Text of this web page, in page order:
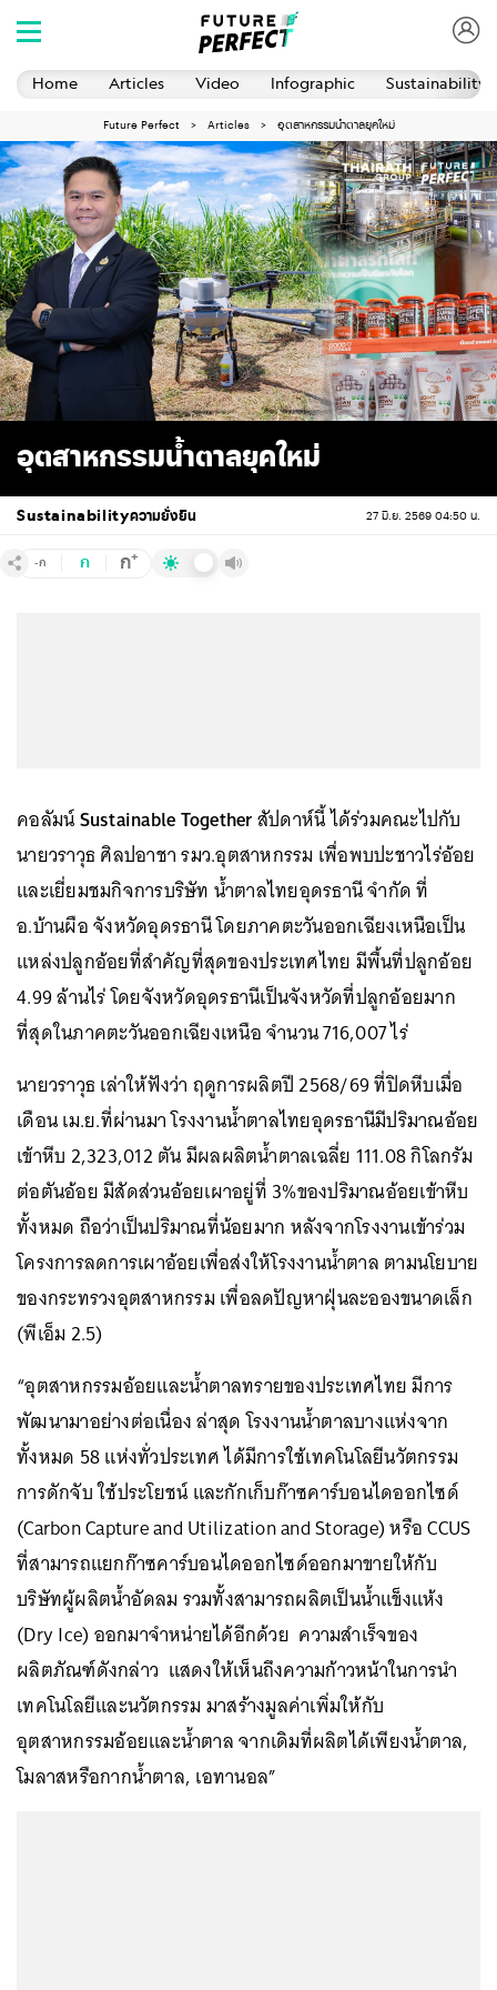
Home Articles Video Infographic Sustainability
Future Perfect Articles อุตสาหกรรมน้ำตาลยุคใหม่
อุตสาหกรรมน้ำตาลยุคใหม่
Sustainabilityความยั่งยืน 27 มิ.ย. 2569 04:50 น.
-ก ก ก+
คอลัมน์Sustainable Togetherสัปดาห์นี้ ได้ร่วมคณะไปกับ
นายวราวุธ ศิลปอาชา รมว.อุตสาหกรรม เพื่อพบปะชาวไร่อ้อย
และเยี่ยมชมกิจการบริษัท น้ำตาลไทยอุดรธานี จำกัด ที่
อ.บ้านผือ จังหวัดอุดรธานี โดยภาคตะวันออกเฉียงเหนือเป็น
แหล่งปลูกอ้อยที่สำคัญที่สุดของประเทศไทย มีพื้นที่ปลูกอ้อย
4.99 ล้านไร่ โดยจังหวัดอุดรธานีเป็นจังหวัดที่ปลูกอ้อยมาก
ที่สุดในภาคตะวันออกเฉียงเหนือ จำนวน 716,007 ไร่
นายวราวุธ เล่าให้ฟังว่า ฤดูการผลิตปี 2568/69 ที่ปิดหีบเมื่อ
เดือน เม.ย.ที่ผ่านมา โรงงานน้ำตาลไทยอุดรธานีมีปริมาณอ้อย
เข้าหีบ 2,323,012 ตัน มีผลผลิตน้ำตาลเฉลี่ย 111.08 กิโลกรัม
ต่อตันอ้อย มีสัดส่วนอ้อยเผาอยู่ที่ 3%ของปริมาณอ้อยเข้าหีบ
ทั้งหมด ถือว่าเป็นปริมาณที่น้อยมาก หลังจากโรงงานเข้าร่วม
โครงการลดการเผาอ้อยเพื่อส่งให้โรงงานน้ำตาล ตามนโยบาย
ของกระทรวงอุตสาหกรรม เพื่อลดปัญหาฝุ่นละอองขนาดเล็ก
(พีเอ็ม 2.5)
“อุตสาหกรรมอ้อยและน้ำตาลทรายของประเทศไทย มีการ
พัฒนามาอย่างต่อเนื่อง ล่าสุด โรงงานน้ำตาลบางแห่งจาก
ทั้งหมด 58 แห่งทั่วประเทศ ได้มีการใช้เทคโนโลยีนวัตกรรม
การดักจับ ใช้ประโยชน์ และกักเก็บก๊าซคาร์บอนไดออกไซด์
(Carbon Capture and Utilization and Storage) หรือ CCUS
ที่สามารถแยกก๊าซคาร์บอนไดออกไซด์ออกมาขายให้กับ
บริษัทผู้ผลิตน้ำอัดลม รวมทั้งสามารถผลิตเป็นน้ำแข็งแห้ง
(Dry Ice) ออกมาจำหน่ายได้อีกด้วย ความสำเร็จของ
ผลิตภัณฑ์ดังกล่าว แสดงให้เห็นถึงความก้าวหน้าในการนำ
เทคโนโลยีและนวัตกรรม มาสร้างมูลค่าเพิ่มให้กับ
อุตสาหกรรมอ้อยและน้ำตาล จากเดิมที่ผลิตได้เพียงน้ำตาล,
โมลาสหรือกากน้ำตาล, เอทานอล”